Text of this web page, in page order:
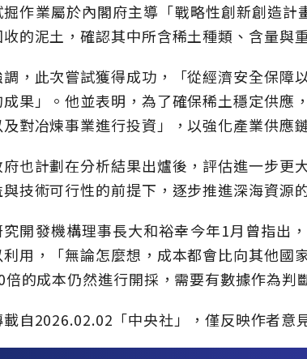
掘作業屬於內閣府主導「戰略性創新創造
的泥土，確認其中所含稀土種類、含量與
，此次嘗試獲得成功，「從經濟安全保障
果」。他並表明，為了確保稀土穩定供應
及對冶煉事業進行投資」，以強化產業供應
府也計劃在分析結果出爐後，評估進一步更
技術可行性的前提下，逐步推進深海資源
究開發機構理事長大和裕幸今年1月曾指出
利用，「無論怎麼想，成本都會比向其他國
倍的成本仍然進行開採，需要有數據作為判
自2026.02.02「中央社」，僅反映作者意